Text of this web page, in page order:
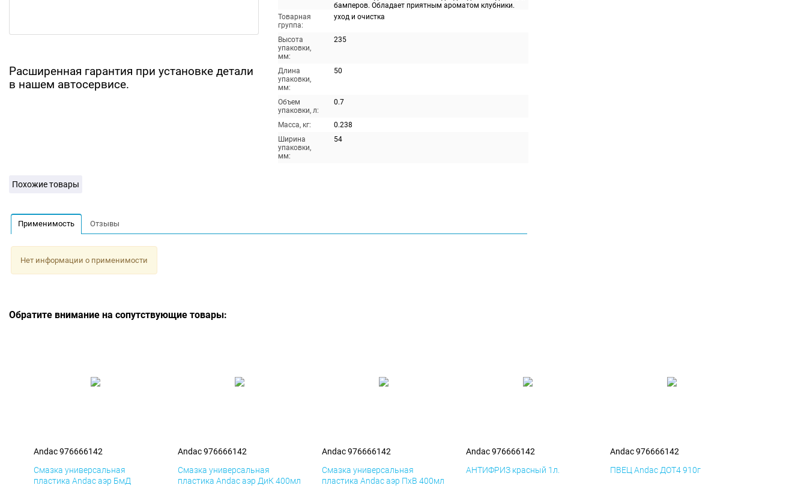
Расширенная гарантия при установке детали
в нашем автосервисе.
бамперов. Обладает приятным ароматом клубники.
Товарная
группа:
уход и очистка
Высота
упаковки,
мм:
235
Длина
упаковки,
мм:
50
Объем
упаковки, л:
0.7
Масса, кг:
0.238
Ширина
упаковки,
мм:
54
Похожие товары
Применимость Отзывы
Нет информации о применимости
Обратите внимание на сопутствующие товары:
Andac 976666142
Смазка универсальная
пластика Andac аэр БмД
Andac 976666142
Смазка универсальная
пластика Andac аэр ДиК 400мл
Andac 976666142
Смазка универсальная
пластика Andac аэр ПхВ 400мл
Andac 976666142
АНТИФРИЗ красный 1л.
Andac 976666142
ПВЕЦ Andac ДОТ4 910г